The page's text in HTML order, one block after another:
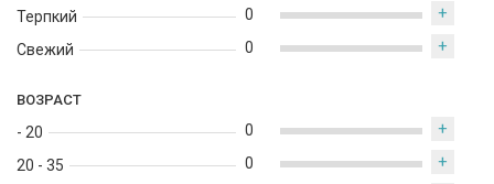
Терпкий
Свежий
0 +
0 +
ВОЗРАСТ
- 20
20 - 35
0 +
0 +